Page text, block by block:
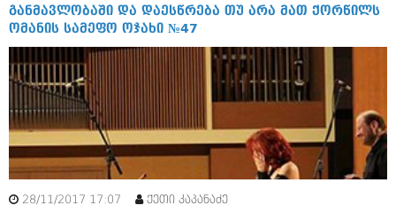
თებერვალი 2011 (329)
იანვარი 2011 (647)
დეკემბერი 2010 (881)
ნოემბერი 2010 (422)
ოქტომბერი 2010 (341)
სექტემბერი 2010 (449)
აგვისტო 2010 (461)
ივლისი 2010 (556)
ივნისი 2010 (685)
აპრილი 2010 (229)
განმავლობაში და დაესწრება თუ არა მათ ქორწილს
ომანის სამეფო ოჯახი №47
28/11/2017 17:07 ქეთი კაპანაძე